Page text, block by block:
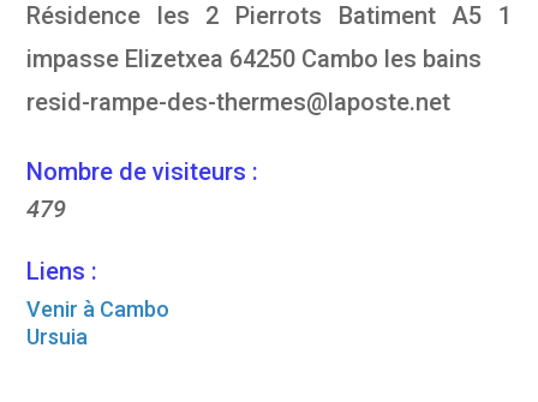
Résidence les 2 Pierrots Batiment A5 1
impasse Elizetxea 64250 Cambo les bains
resid-rampe-des-thermes@laposte.net
Nombre de visiteurs :
479
Liens :
Venir à Cambo
Ursuia